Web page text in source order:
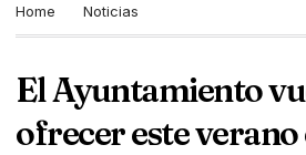
Home Noticias
El Ayuntamiento
ofrecer este